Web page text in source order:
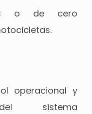
o de cero
operacional y
sistema